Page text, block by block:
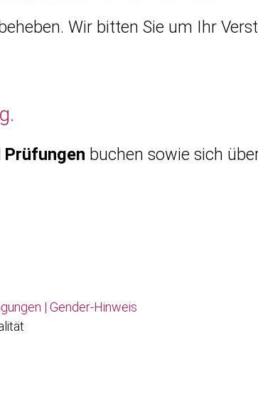
Wir bitten Sie um Ihr
Prüfungen buchen sowie sich
| Gender-Hinweis